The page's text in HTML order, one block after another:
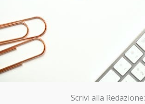
Scrivi alla Redazione: